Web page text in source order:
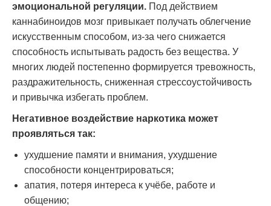
эмоциональной регуляции. Под действием
каннабиноидов мозг привыкает получать облегчение
искусственным способом, из-за чего снижается
способность испытывать радость без вещества. У
многих людей постепенно формируется тревожность,
раздражительность, сниженная стрессоустойчивость
и привычка избегать проблем.
Негативное воздействие наркотика может
проявляться так:
ухудшение памяти и внимания, ухудшение
способности концентрироваться;
апатия, потеря интереса к учёбе, работе и
общению;